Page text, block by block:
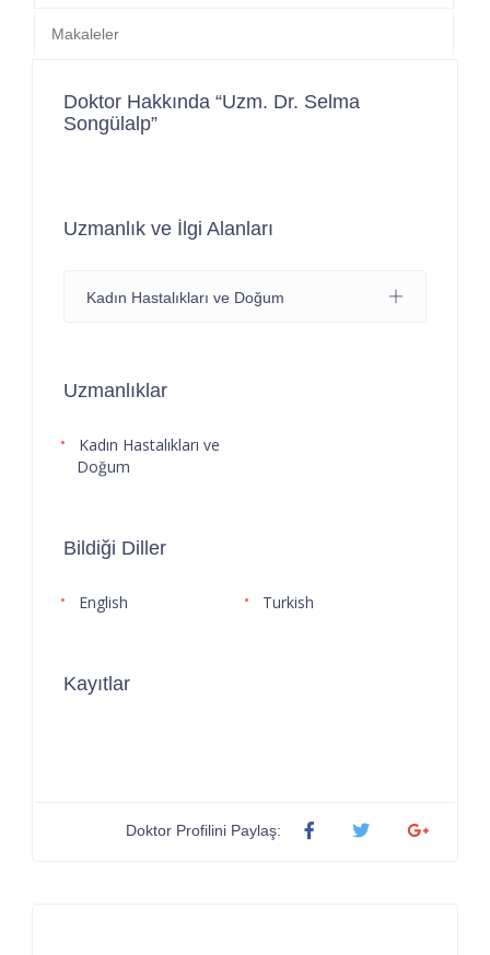
Makaleler
Doktor Hakkında “Uzm. Dr. Selma
Songülalp”
Uzmanlık ve İlgi Alanları
Kadın Hastalıkları ve Doğum
Uzmanlıklar
Kadın Hastalıkları ve
Doğum
Bildiği Diller
English Turkish
Kayıtlar
Doktor Profilini Paylaş: